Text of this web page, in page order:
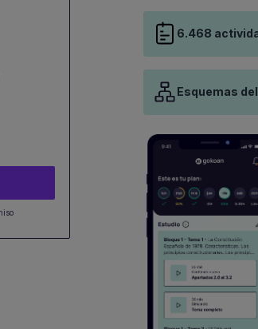
6.468
Esquemas